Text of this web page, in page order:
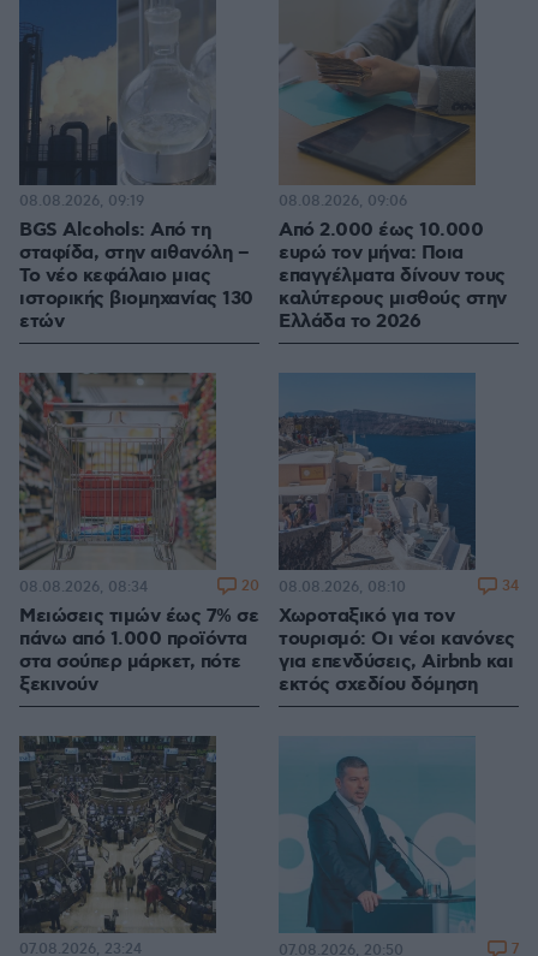
BGS Alcohols: Από τη
σταφίδα, στην αιθανόλη –
Το νέο κεφάλαιο μιας
ιστορικής βιομηχανίας 130
ετών
08.08.2026, 09:19
Από 2.000 έως 10.000
ευρώ τον μήνα: Ποια
επαγγέλματα δίνουν τους
καλύτερους μισθούς στην
Ελλάδα το 2026
08.08.2026, 09:06
Μειώσεις τιμών έως 7% σε
πάνω από 1.000 προϊόντα
στα σούπερ μάρκετ, πότε
ξεκινούν
08.08.2026, 08:34 20
Χωροταξικό για τον
τουρισμό: Οι νέοι κανόνες
για επενδύσεις, Airbnb και
εκτός σχεδίου δόμηση
08.08.2026, 08:10 34
07.08.2026, 23:24 07.08.2026, 20:50 7